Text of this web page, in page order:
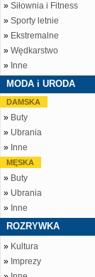
» Siłownia i Fitness
» Sporty letnie
» Ekstremalne
» Wędkarstwo
» Inne
MODA i URODA
DAMSKA
» Buty
» Ubrania
» Inne
MĘSKA
» Buty
» Ubrania
» Inne
ROZRYWKA
» Kultura
» Imprezy